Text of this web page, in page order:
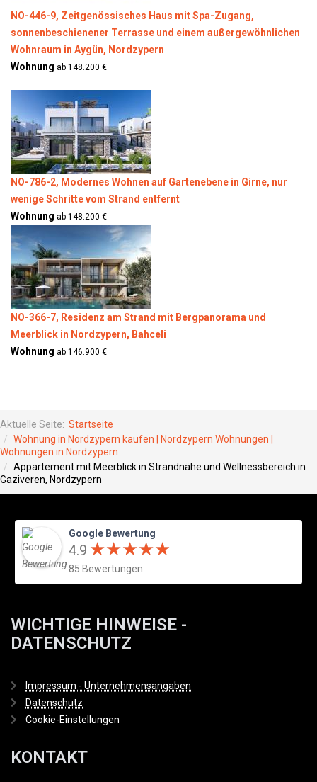
NO-446-9, Zeitgenössisches Haus mit Spa-Zugang,
sonnenbeschienener Terrasse und einem außergewöhnlichen
Wohnraum in Aygün, Nordzypern
Wohnung ab 148.200 €
NO-786-2, Modernes Wohnen auf Gartenebene in Girne, nur
wenige Schritte vom Strand entfernt
Wohnung ab 148.200 €
NO-366-7, Residenz am Strand mit Bergpanorama und
Meerblick in Nordzypern, Bahceli
Wohnung ab 146.900 €
Aktuelle Seite: Startseite
Wohnung in Nordzypern kaufen | Nordzypern Wohnungen |
Wohnungen in Nordzypern
Appartement mit Meerblick in Strandnähe und Wellnessbereich in
Gaziveren, Nordzypern
Google Bewertung
4.9 ★★★★★
★★★★★
85 Bewertungen
WICHTIGE HINWEISE -
DATENSCHUTZ
Impressum - Unternehmensangaben
Datenschutz
Cookie-Einstellungen
KONTAKT